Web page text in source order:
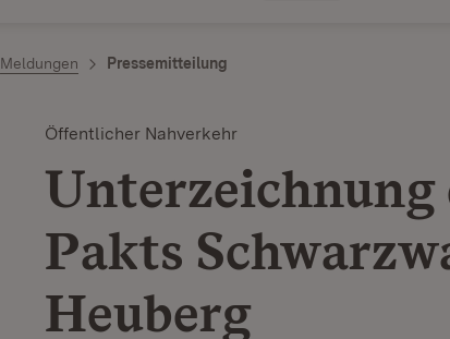
Meldungen Pressemitteilung
Öffentlicher Nahverkehr
Unterzeichnung
Pakts
Heuberg